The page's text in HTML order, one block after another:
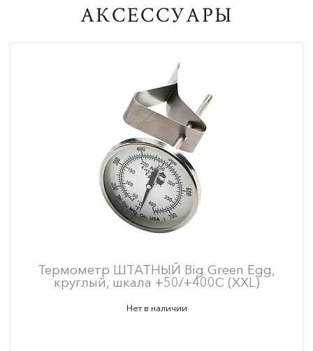
АКСЕССУАРЫ
Термометр ШТАТНЫЙ Big Green Egg,
круглый, шкала +50/+400С (XXL)
Нет в наличии